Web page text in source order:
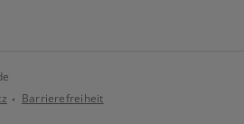
Barrierefreiheit